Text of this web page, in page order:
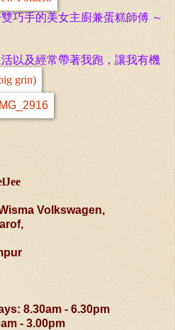
巧手的美女主廚兼蛋糕師傅 ～
以及經常帶著我跑，讓我有機
Volkswagen,
- 6.30pm
- 3.00pm